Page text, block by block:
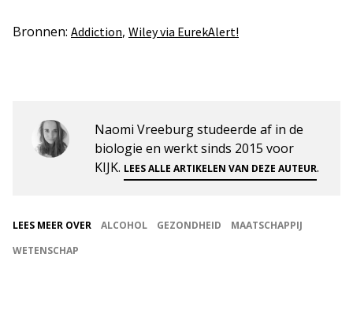
Bronnen: Addiction, Wiley via EurekAlert!
Naomi Vreeburg studeerde af in de
biologie en werkt sinds 2015 voor
KIJK. LEES ALLE ARTIKELEN VAN DEZE AUTEUR.
LEES MEER OVER ALCOHOL GEZONDHEID
MAATSCHAPPIJ
WETENSCHAP